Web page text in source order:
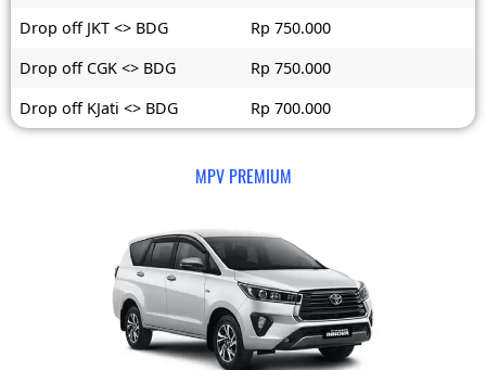
Drop off JKT <> BDG
Rp 750.000
Drop off CGK <> BDG
Rp 750.000
Drop off KJati <> BDG
Rp 700.000
MPV PREMIUM